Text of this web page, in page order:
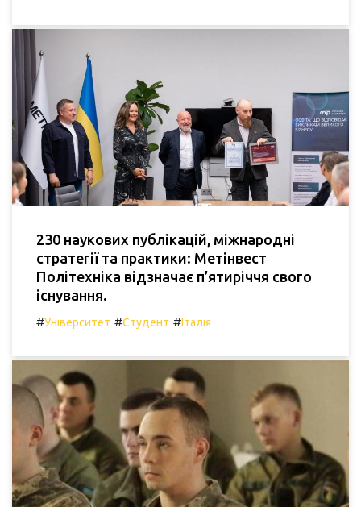
230 наукових публікацій, міжнародні
стратегії та практики: Метінвест
Політехніка відзначає п’ятиріччя свого
існування.
#Університет #Студент #Італія